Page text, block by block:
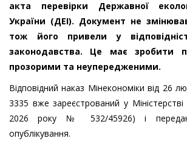
акта перевірки Державної
України (ДЕІ). Документ не
тож його привели у
законодавства. Це має зробити
прозорими та неупередженими.
Відповідний наказ Мінекономіки від 26
3335 вже зареєстрований у Міністерстві
2026 року № 532/45926) і
опублікування.